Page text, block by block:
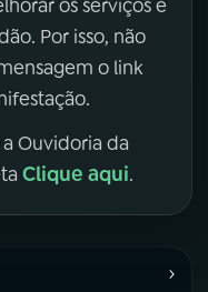
os serviços e
Por isso, não
o link
Ouvidoria da
Clique aqui.
›